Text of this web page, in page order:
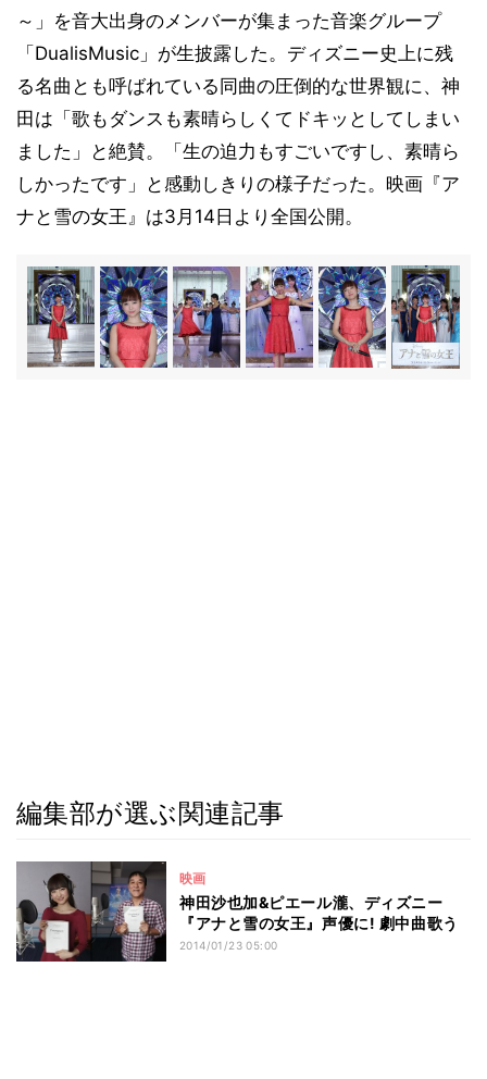
～」を音大出身のメンバーが集まった音楽グループ
「DualisMusic」が生披露した。ディズニー史上に残
る名曲とも呼ばれている同曲の圧倒的な世界観に、神
田は「歌もダンスも素晴らしくてドキッとしてしまい
ました」と絶賛。「生の迫力もすごいですし、素晴ら
しかったです」と感動しきりの様子だった。映画『ア
ナと雪の女王』は3月14日より全国公開。
編集部が選ぶ関連記事
映画
神田沙也加&ピエール瀧、ディズニー
『アナと雪の女王』声優に! 劇中曲歌う
2014/01/23 05:00